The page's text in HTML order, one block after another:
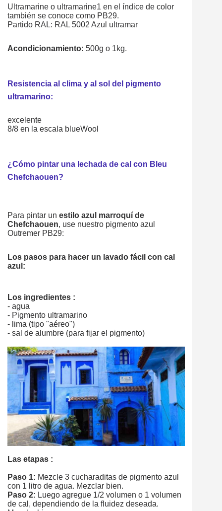
Ultramarine o ultramarine1 en el índice de color
también se conoce como PB29.
Partido RAL: RAL 5002 Azul ultramar
Acondicionamiento: 500g o 1kg.
Resistencia al clima y al sol del pigmento
ultramarino:
excelente
8/8 en la escala blueWool
¿Cómo pintar una lechada de cal con Bleu
Chefchaouen?
Para pintar un estilo azul marroquí de
Chefchaouen, use nuestro pigmento azul
Outremer PB29:
Los pasos para hacer un lavado fácil con cal
azul:
Los ingredientes :
- agua
- Pigmento ultramarino
- lima (tipo "aéreo")
- sal de alumbre (para fijar el pigmento)
Las etapas :
Paso 1: Mezcle 3 cucharaditas de pigmento azul
con 1 litro de agua. Mezclar bien.
Paso 2: Luego agregue 1/2 volumen o 1 volumen
de cal, dependiendo de la fluidez deseada.